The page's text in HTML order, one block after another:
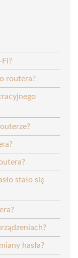
routera?
stało się
hasła?